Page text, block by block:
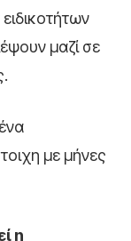
μαζί σε
με μήνες
η